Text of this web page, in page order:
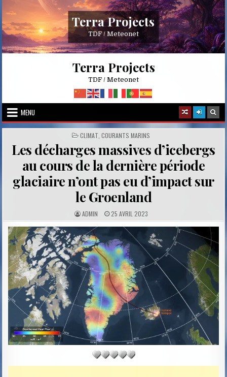
content
Terra Projects
TDF / Meteonet
Terra Projects
TDF / Meteonet
MENU
POSTED
IN
CLIMAT COURANTS MARINS
Les décharges massives d’icebergs
au cours de la dernière période
glaciaire n’ont pas eu d’impact sur
le Groenland
A
U
T
O
R
:
ADMIN P
U
B
S
H
E
D
D
A
T
E
:
25 AVRIL 2023